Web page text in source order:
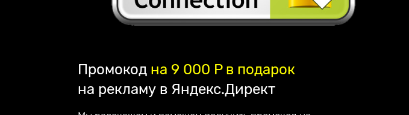
2016 год начало работы
нашей компании
180 + создано всего
Промокод на 9 000 P в подарок
на рекламу в Яндекс.Директ